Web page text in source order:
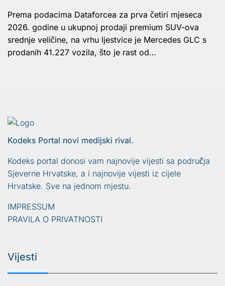
Prema podacima Dataforcea za prva četiri mjeseca
2026. godine u ukupnoj prodaji premium SUV-ova
srednje veličine, na vrhu ljestvice je Mercedes GLC s
prodanih 41.227 vozila, što je rast od…
Kodeks Portal novi medijski rival.
Kodeks portal donosi vam najnovije vijesti sa područja
Sjeverne Hrvatske, a i najnovije vijesti iz cijele
Hrvatske. Sve na jednom mjestu.
IMPRESSUM
PRAVILA O PRIVATNOSTI
Vijesti